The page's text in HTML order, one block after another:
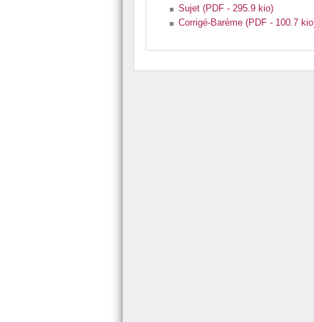
Sujet (PDF - 295.9 kio)
Corrigé-Barème (PDF - 100.7